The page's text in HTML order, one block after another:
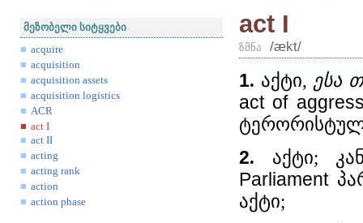
მეზობელი სიტყვები
acquire
acquisition
acquisition assets
acquisition logistics
ACR
act I
act II
acting
acting rank
action
action phase
act I
ზმნა /ækt/
1. აქტი, ესა
act of
2. აქტი;
Parliament
აქტი;